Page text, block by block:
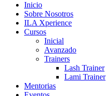
Inicio
Sobre Nosotros
ILA Xperience
Cursos
Inicial
Avanzado
Trainers
Lash Trainer
Lami Trainer
Mentorias